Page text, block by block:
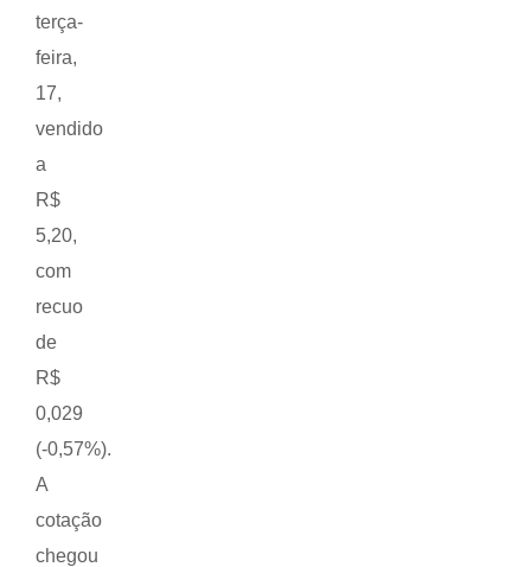
terça-
feira,
17,
vendido
a
R$
5,20,
com
recuo
de
R$
0,029
(-0,57%).
A
cotação
chegou